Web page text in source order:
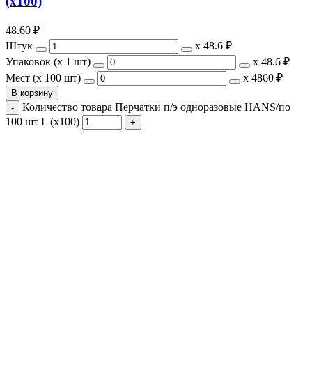
48.60 ₽
Штук
х 48.6 ₽
Упаковок (x 1 шт)
х 48.6 ₽
Мест (x 100 шт)
х 4860 ₽
В корзину
Количество товара Перчатки п/э одноразовые HANS/по
100 шт L (х100)